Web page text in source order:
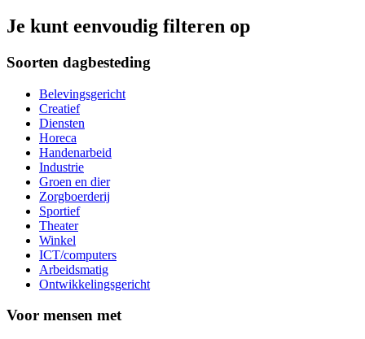
Je kunt eenvoudig filteren op
Soorten dagbesteding
Belevingsgericht
Creatief
Diensten
Horeca
Handenarbeid
Industrie
Groen en dier
Zorgboerderij
Sportief
Theater
Winkel
ICT/computers
Arbeidsmatig
Ontwikkelingsgericht
Voor mensen met